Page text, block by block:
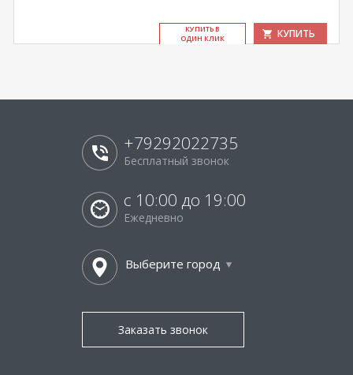
КУ­ПИТЬ В
ОДИН КЛИК
КУПИТЬ
+79292022735
Бесплатный звонок
с 10:00 до 19:00
Ежедневно
Выберите город
Заказать звонок